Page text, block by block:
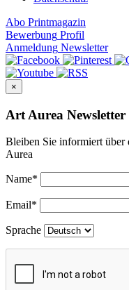
Abo Printmagazin
Bewerbung Profil
Anmeldung Newsletter
×
Art Aurea
Bleiben Sie informiert
Aurea
Name*
Email*
Sprache